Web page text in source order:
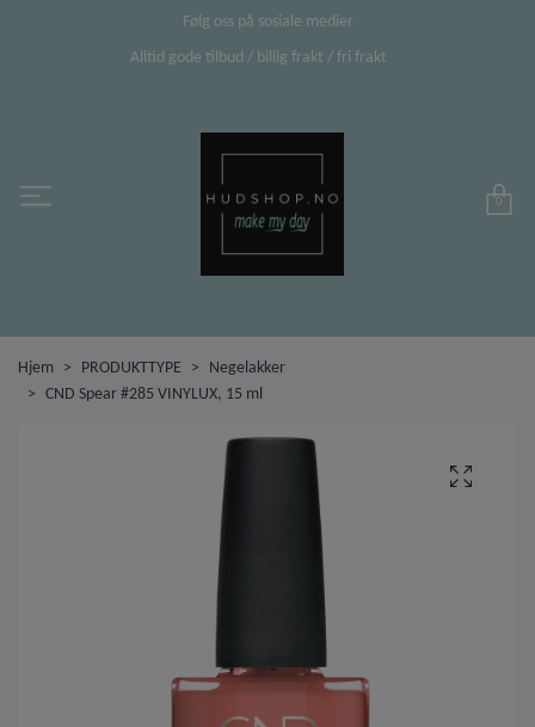
Følg oss på sosiale medier
Alltid gode tilbud / billig frakt / fri frakt
0
Hjem PRODUKTTYPE
Negelakker
CND Spear #285 VINYLUX, 15 ml